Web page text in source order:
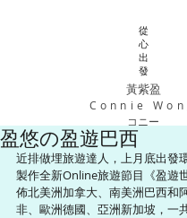
從
心
出
發
黃紫盈
Connie
コニー
盈悠の盈遊巴西
近排做埋旅遊達人，上月底出發
製作全新Online旅遊節目《盈遊
佈北美洲加拿大、南美洲巴西和
非、歐洲德國、亞洲新加坡，一